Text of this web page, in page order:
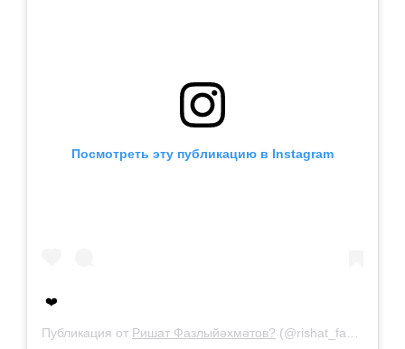
Посмотреть эту публикацию в Instagram
❤️
Публикация от Ришат Фазлыйәхмәтов? (@rishat_fazliakhmetov_official)